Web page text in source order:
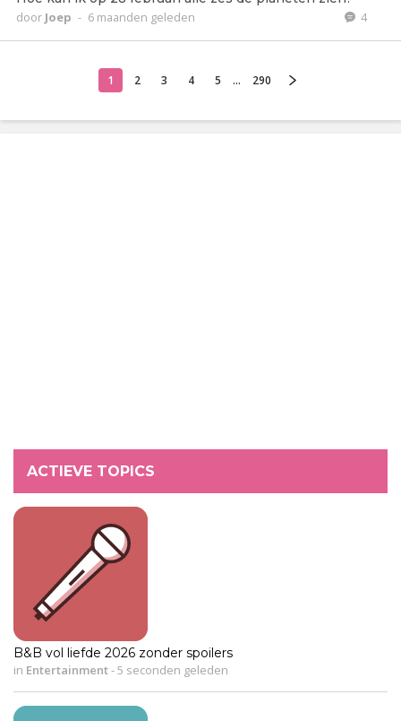
door Joep - 6 maanden geleden 4
1 2 3 4 5 ... 290
ACTIEVE TOPICS
B&B vol liefde 2026 zonder spoilers
in Entertainment-5 seconden geleden